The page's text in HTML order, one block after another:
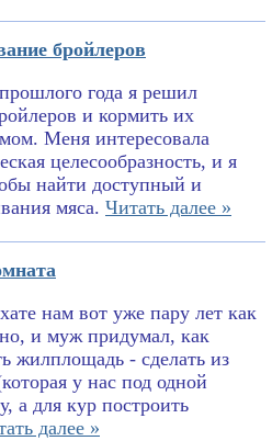
бройлеров
года я решил
и кормить их
Меня интересовала
целесообразность, и я
найти доступный и
мяса. Читать далее »
нам вот уже пару лет как
и муж придумал, как
жилплощадь - сделать из
у нас под одной
а для кур построить
далее »